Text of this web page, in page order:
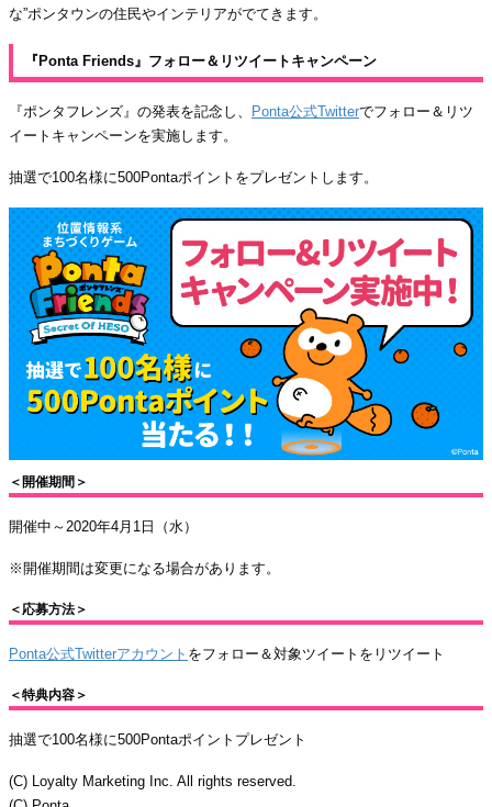
な”ポンタウンの住民やインテリアがでてきます。
『Ponta Friends』フォロー＆リツイートキャンペーン
『ポンタフレンズ』の発表を記念し、 Ponta公式Twitterでフォロー＆リツ
イートキャンペーンを実施します。
抽選で100名様に500Pontaポイントをプレゼントします。
＜開催期間＞
開催中～2020年4月1日（水）
※開催期間は変更になる場合があります。
＜応募方法＞
Ponta公式Twitterアカウント をフォロー＆対象ツイートをリツイート
＜特典内容＞
抽選で100名様に500Pontaポイントプレゼント
(C) Loyalty Marketing Inc. All rights reserved.